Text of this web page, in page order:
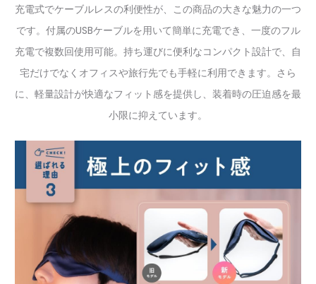
充電式でケーブルレスの利便性が、この商品の大きな魅力の一つ
です。付属のUSBケーブルを用いて簡単に充電でき、一度のフル
充電で複数回使用可能。持ち運びに便利なコンパクト設計で、自
宅だけでなくオフィスや旅行先でも手軽に利用できます。さら
に、軽量設計が快適なフィット感を提供し、装着時の圧迫感を最
小限に抑えています。